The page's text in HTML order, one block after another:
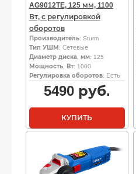
AG9012TE, 125 мм, 1100
Вт, с регулировкой
оборотов
Производитель: Sturm
Тип УШМ : Сетевые
Диаметр диска, мм: 125
Мощность, Вт: 1000
Регулировка оборотов: Есть
5490руб.
КУПИТЬ